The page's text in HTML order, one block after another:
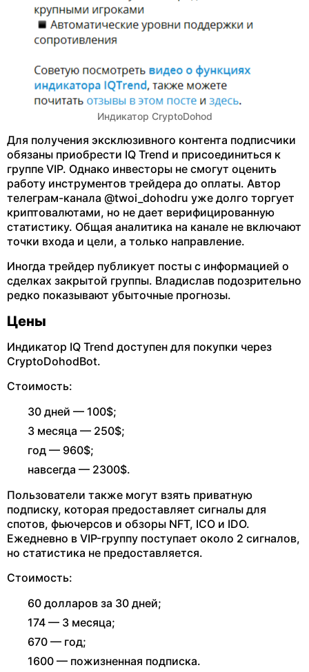
Индикатор CryptoDohod
Для получения эксклюзивного контента подписчики
обязаны приобрести IQ Trend и присоединиться к
группе VIP. Однако инвесторы не смогут оценить
работу инструментов трейдера до оплаты. Автор
телеграм-канала @twoi_dohodru уже долго торгует
криптовалютами, но не дает верифицированную
статистику. Общая аналитика на канале не включают
точки входа и цели, а только направление.
Иногда трейдер публикует посты с информацией о
сделках закрытой группы. Владислав подозрительно
редко показывают убыточные прогнозы.
Цены
Индикатор IQ Trend доступен для покупки через
CryptoDohodBot.
Стоимость:
30 дней — 100$;
3 месяца — 250$;
год — 960$;
навсегда — 2300$.
Пользователи также могут взять приватную
подписку, которая предоставляет сигналы для
спотов, фьючерсов и обзоры NFT, ICO и IDO.
Ежедневно в VIP-группу поступает около 2 сигналов,
но статистика не предоставляется.
Стоимость:
60 долларов за 30 дней;
174 — 3 месяца;
670 — год;
1600 — пожизненная подписка.